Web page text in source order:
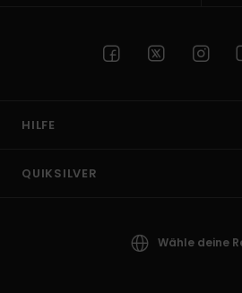
HILFE
QUIKSILVER
Wähle deine